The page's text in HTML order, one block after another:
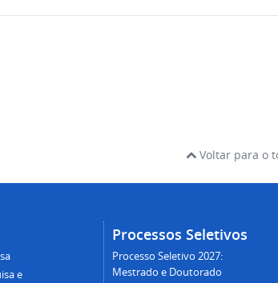
Voltar para o
e
Processos Seletivos
Processo Seletivo 2027:
Mestrado e Doutorado